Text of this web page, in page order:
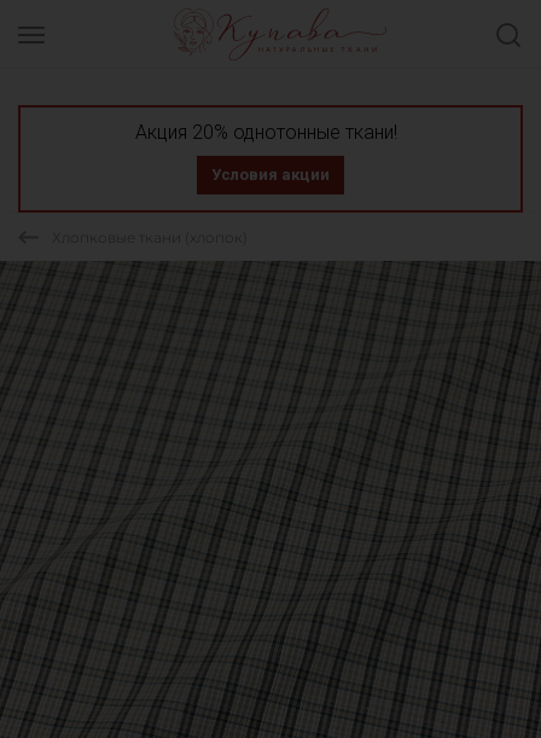
Акция 20% однотонные ткани!
Условия акции
Хлопковые ткани (хлопок)